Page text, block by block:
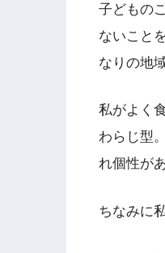
子どもの
ないこと
なりの地
私がよく
わらじ型
れ個性が
ちなみに